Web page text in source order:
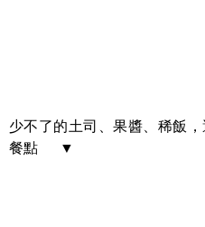
少不了的土司、果醬、稀飯
餐點 ▼